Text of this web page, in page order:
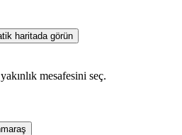
haritada görün
mesafesini seç.